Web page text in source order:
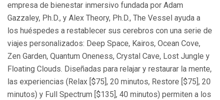
empresa de bienestar inmersivo fundada por Adam
Gazzaley, Ph.D., y Alex Theory, Ph.D., The Vessel ayuda a
los huéspedes a restablecer sus cerebros con una serie de
viajes personalizados: Deep Space, Kairos, Ocean Cove,
Zen Garden, Quantum Oneness, Crystal Cave, Lost Jungle y
Floating Clouds. Diseñadas para relajar y restaurar la mente,
las experiencias (Relax [$75], 20 minutos, Restore [$75], 20
minutos) y Full Spectrum [$135], 40 minutos) permiten a los